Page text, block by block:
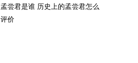
孟尝君是谁 历史上的孟尝君怎么
评价